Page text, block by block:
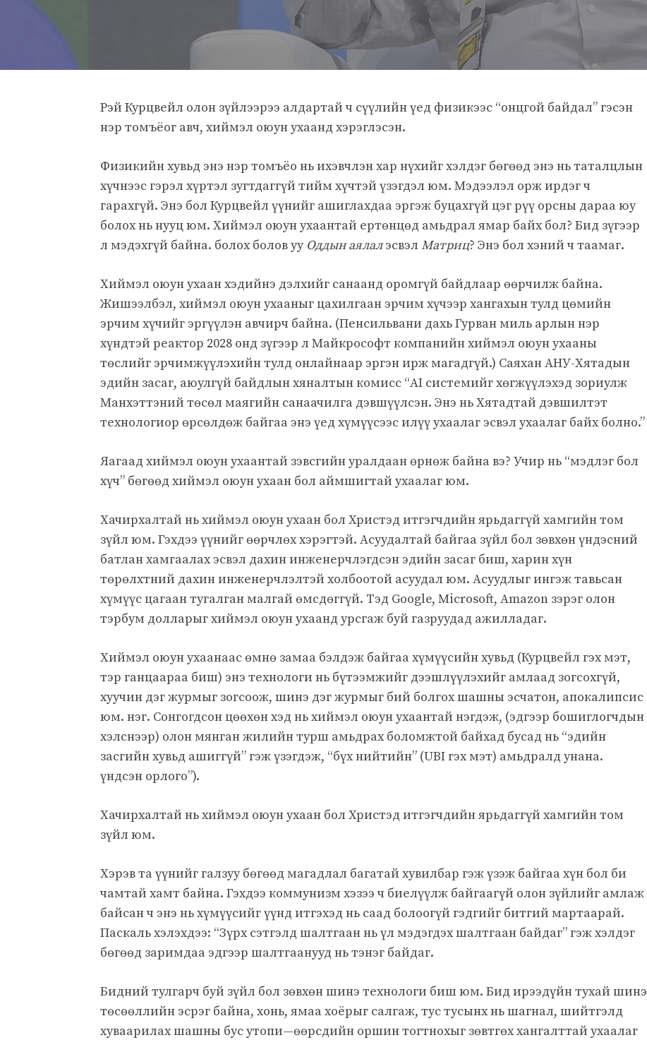
Рэй Курцвейл олон зүйлээрээ алдартай ч сүүлийн үед физикээс “онцгой байдал” гэсэн
нэр томъёог авч, хиймэл оюун ухаанд хэрэглэсэн.
Физикийн хувьд энэ нэр томъёо нь ихэвчлэн хар нүхийг хэлдэг бөгөөд энэ нь таталцлын
хүчнээс гэрэл хүртэл зугтдаггүй тийм хүчтэй үзэгдэл юм. Мэдээлэл орж ирдэг ч
гарахгүй. Энэ бол Курцвейл үүнийг ашиглахдаа эргэж буцахгүй цэг рүү орсны дараа юу
болох нь нууц юм. Хиймэл оюун ухаантай ертөнцөд амьдрал ямар байх бол? Бид зүгээр
л мэдэхгүй байна. болох болов уу Оддын аялалэсвэл Матриц? Энэ бол хэний ч таамаг.
Хиймэл оюун ухаан хэдийнэ дэлхийг санаанд оромгүй байдлаар өөрчилж байна.
Жишээлбэл, хиймэл оюун ухааныг цахилгаан эрчим хүчээр хангахын тулд цөмийн
эрчим хүчийг эргүүлэн авчирч байна. (Пенсильвани дахь Гурван миль арлын нэр
хүндтэй реактор 2028 онд зүгээр л Майкрософт компанийн хиймэл оюун ухааны
төслийг эрчимжүүлэхийн тулд онлайнаар эргэн ирж магадгүй.) Саяхан АНУ-Хятадын
эдийн засаг, аюулгүй байдлын хяналтын комисс “AI системийг хөгжүүлэхэд зориулж
Манхэттэний төсөл маягийн санаачилга дэвшүүлсэн. Энэ нь Хятадтай дэвшилтэт
технологиор өрсөлдөж байгаа энэ үед хүмүүсээс илүү ухаалаг эсвэл ухаалаг байх болно.”
Яагаад хиймэл оюун ухаантай зэвсгийн уралдаан өрнөж байна вэ? Учир нь “мэдлэг бол
хүч” бөгөөд хиймэл оюун ухаан бол аймшигтай ухаалаг юм.
Хачирхалтай нь хиймэл оюун ухаан бол Христэд итгэгчдийн ярьдаггүй хамгийн том
зүйл юм. Гэхдээ үүнийг өөрчлөх хэрэгтэй. Асуудалтай байгаа зүйл бол зөвхөн үндэсний
батлан ​​​​хамгаалах эсвэл дахин инженерчлэгдсэн эдийн засаг биш, харин хүн
төрөлхтний дахин инженерчлэлтэй холбоотой асуудал юм. Асуудлыг ингэж тавьсан
хүмүүс цагаан тугалган малгай өмсдөггүй. Тэд Google, Microsoft, Amazon зэрэг олон
тэрбум долларыг хиймэл оюун ухаанд урсгаж буй газруудад ажилладаг.
Хиймэл оюун ухаанаас өмнө замаа бэлдэж байгаа хүмүүсийн хувьд (Курцвейл гэх мэт,
тэр ганцаараа биш) энэ технологи нь бүтээмжийг дээшлүүлэхийг амлаад зогсохгүй,
хуучин дэг журмыг зогсоож, шинэ дэг журмыг бий болгох шашны эсчатон, апокалипсис
юм. нэг. Сонгогдсон цөөхөн хэд нь хиймэл оюун ухаантай нэгдэж, (эдгээр бошиглогчдын
хэлснээр) олон мянган жилийн турш амьдрах боломжтой байхад бусад нь “эдийн
засгийн хувьд ашиггүй” гэж үзэгдэж, “бүх нийтийн” (UBI гэх мэт) амьдралд унана.
үндсэн орлого”).
Хачирхалтай нь хиймэл оюун ухаан бол Христэд итгэгчдийн ярьдаггүй хамгийн том
зүйл юм.
Хэрэв та үүнийг галзуу бөгөөд магадлал багатай хувилбар гэж үзэж байгаа хүн бол би
чамтай хамт байна. Гэхдээ коммунизм хэзээ ч биелүүлж байгаагүй олон зүйлийг амлаж
байсан ч энэ нь хүмүүсийг үүнд итгэхэд нь саад болоогүй гэдгийг битгий мартаарай.
Паскаль хэлэхдээ: “Зүрх сэтгэлд шалтгаан нь үл мэдэгдэх шалтгаан байдаг” гэж хэлдэг
бөгөөд заримдаа эдгээр шалтгаанууд нь тэнэг байдаг.
Бидний тулгарч буй зүйл бол зөвхөн шинэ технологи биш юм. Бид ирээдүйн тухай шинэ
төсөөллийн эсрэг байна, хонь, ямаа хоёрыг салгаж, тус тусынх нь шагнал, шийтгэлд
хуваарилах шашны бус утопи—өөрсдийн оршин тогтнохыг зөвтгөх хангалттай ухаалаг